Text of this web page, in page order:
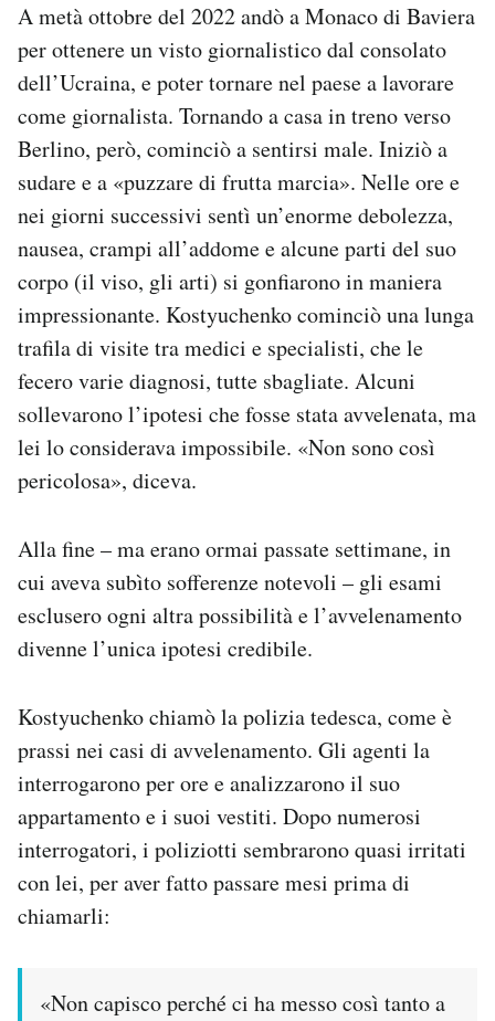
A metà ottobre del 2022 andò a Monaco di Baviera
per ottenere un visto giornalistico dal consolato
dell’Ucraina, e poter tornare nel paese a lavorare
come giornalista. Tornando a casa in treno verso
Berlino, però, cominciò a sentirsi male. Iniziò a
sudare e a «puzzare di frutta marcia». Nelle ore e
nei giorni successivi sentì un’enorme debolezza,
nausea, crampi all’addome e alcune parti del suo
corpo (il viso, gli arti) si gonfiarono in maniera
impressionante. Kostyuchenko cominciò una lunga
trafila di visite tra medici e specialisti, che le
fecero varie diagnosi, tutte sbagliate. Alcuni
sollevarono l’ipotesi che fosse stata avvelenata, ma
lei lo considerava impossibile. «Non sono così
pericolosa», diceva.
Alla fine – ma erano ormai passate settimane, in
cui aveva subìto sofferenze notevoli – gli esami
esclusero ogni altra possibilità e l’avvelenamento
divenne l’unica ipotesi credibile.
Kostyuchenko chiamò la polizia tedesca, come è
prassi nei casi di avvelenamento. Gli agenti la
interrogarono per ore e analizzarono il suo
appartamento e i suoi vestiti. Dopo numerosi
interrogatori, i poliziotti sembrarono quasi irritati
con lei, per aver fatto passare mesi prima di
chiamarli:
«Non capisco perché ci ha messo così tanto a